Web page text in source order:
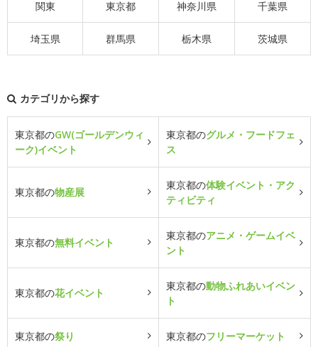
関東 東京都 神奈川県 千葉県
埼玉県 群馬県 栃木県 茨城県
カテゴリから探す
東京都のGW(ゴールデンウィ
ーク)イベント
東京都のグルメ・フードフェ
ス
東京都の物産展
東京都の体験イベント・アク
ティビティ
東京都の無料イベント
東京都のアニメ・ゲームイベ
ント
東京都の花イベント
東京都の動物ふれあいイベン
ト
東京都の祭り 東京都のフリーマーケット